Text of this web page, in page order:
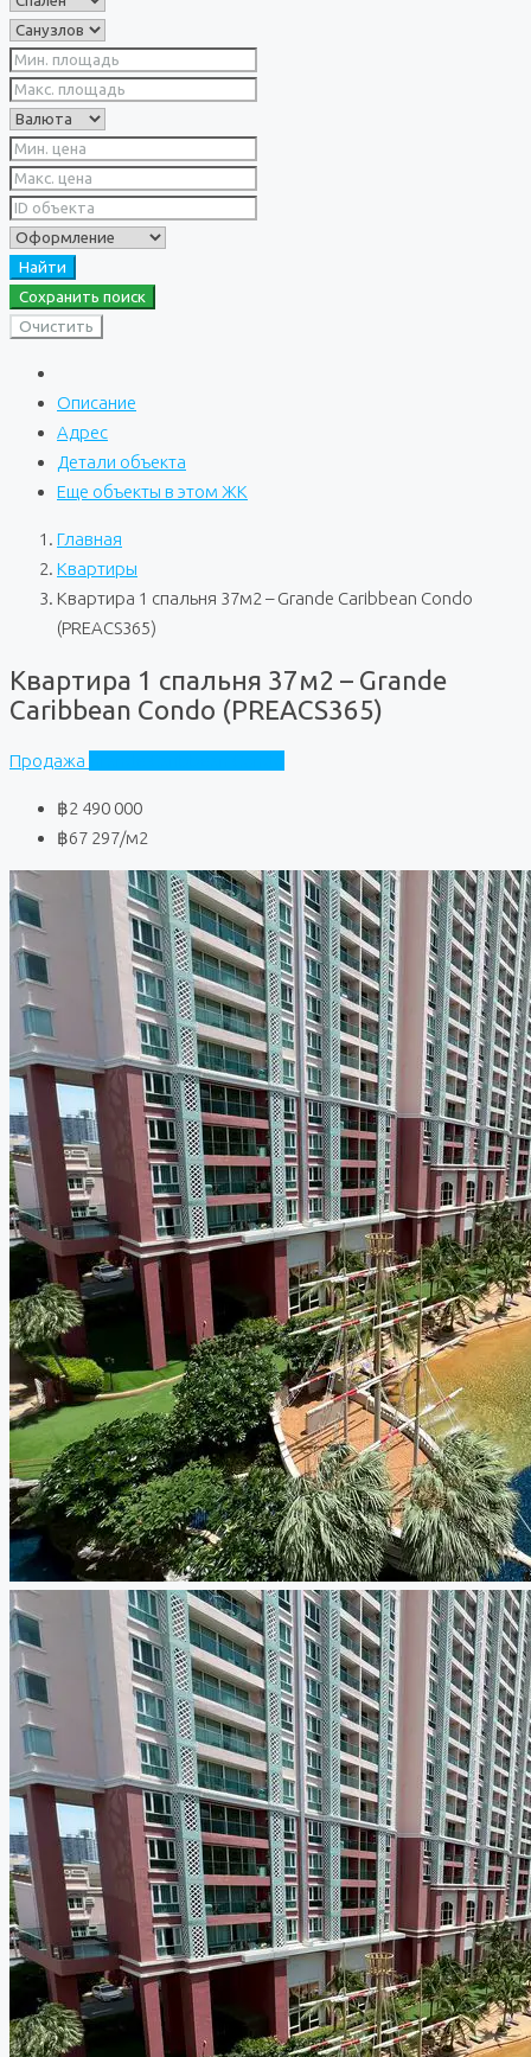
Найти
Сохранить поиск
Очистить
Описание
Адрес
Детали объекта
Еще объекты в этом ЖК
Главная
Квартиры
Квартира 1 спальня 37м2 – Grande Caribbean Condo
(PREACS365)
Квартира 1 спальня 37м2 – Grande
Caribbean Condo (PREACS365)
Продажа
฿2 490 000
฿67 297/м2